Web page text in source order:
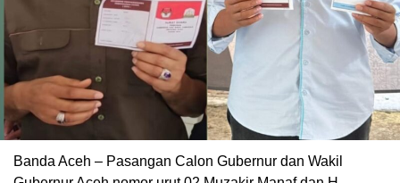
Banda Aceh – Pasangan Calon Gubernur dan Wakil